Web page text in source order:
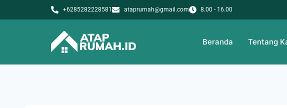
+6285282228581 ataprumah@gmail.com 8.00 - 16.00
Beranda Tentang